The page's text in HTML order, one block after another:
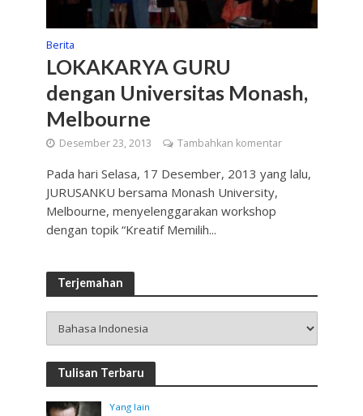
Berita
LOKAKARYA GURU
dengan Universitas Monash,
Melbourne
Desember 23, 2013 Tambahkan komentar
Pada hari Selasa, 17 Desember, 2013 yang lalu,
JURUSANKU bersama Monash University,
Melbourne, menyelenggarakan workshop
dengan topik “Kreatif Memilih...
Terjemahan
Tulisan Terbaru
Yang lain